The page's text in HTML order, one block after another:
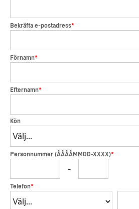
Bekräfta e-postadress*
Förnamn*
Efternamn*
Kön
Personnummer (ÅÅÅÅMMDD-XXXX)*
-
Telefon*